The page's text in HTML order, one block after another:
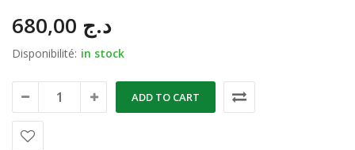
د.ج
Disponibilité: in stock
ADD TO CART